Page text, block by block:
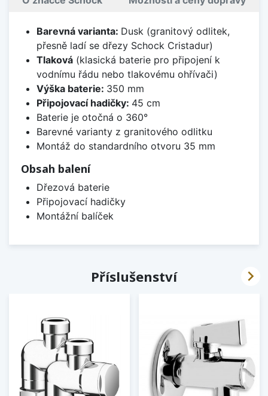
Barevná varianta: Dusk (granitový odlitek,
přesně ladí se dřezy Schock Cristadur)
Tlaková(klasická baterie pro připojení k
vodnímu řádu nebo tlakovému ohřívači)
Výška baterie: 350 mm
Připojovací hadičky: 45 cm
Baterie je otočná o 360°
Barevné varianty z granitového odlitku
Montáž do standardního otvoru 35 mm
Obsah balení
Dřezová baterie
Připojovací hadičky
Montážní balíček
Příslušenství 